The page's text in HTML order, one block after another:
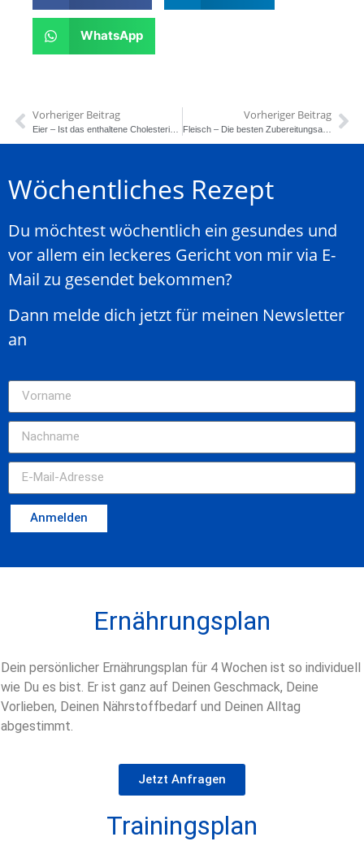
WhatsApp
Vorheriger Beitrag Vorheriger Beitrag
Fleisch – Die besten Zubereitungsarten für Hühnerfleisch
Wöchentliches Rezept
Du möchtest wöchentlich ein gesundes und
vor allem ein leckeres Gericht von mir via E-
Mail zu gesendet bekommen?
Dann melde dich jetzt für meinen Newsletter
an
Anmelden
Ernährungsplan
Dein persönlicher Ernährungsplan für 4 Wochen ist so individuell
wie Du es bist. Er ist ganz auf Deinen Geschmack, Deine
Vorlieben, Deinen Nährstoffbedarf und Deinen Alltag
abgestimmt.
Jetzt Anfragen
Trainingsplan